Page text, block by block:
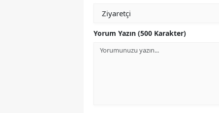
Yorum Yazın (500 Karakter)